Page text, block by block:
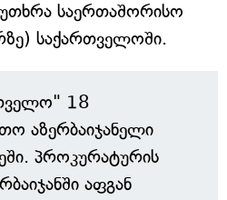
უთხრა საერთაშორისო
საქართველოში.
18
აზერბაიჯანელი
პროკურატურის
აფგან